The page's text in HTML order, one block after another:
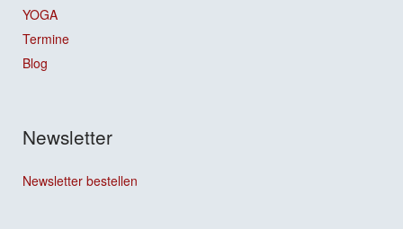
YOGA
Termine
Blog
Newsletter
Newsletter bestellen